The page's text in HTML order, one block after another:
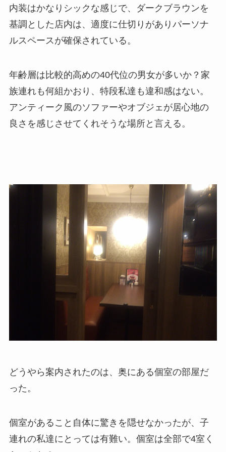
内装はかなりシックな感じで、ダークブラウンを
基調とした店内は、適度に仕切りがありパーソナ
ルスペースが確保されている。
年齢層は比較的高めの40代位の男女が多いか？家
族連れも何組かおり、特段私達も違和感はない。
アンティーク風のソファーやオブジェが居心地の
良さを感じさせてくれそうな場所と言える。
どうやら案内されたのは、奥にある個室の部屋だ
った。
個室があること自体に驚きを隠せなかったが、子
連れの私達にとっては有難い。個室は全部で4室く